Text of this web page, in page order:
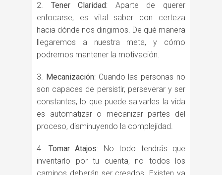
Tener Claridad: Aparte de querer
enfocarse, es vital saber con certeza
hacia dónde nos dirigimos. De qué manera
llegaremos a nuestra meta, y cómo
podremos mantener la motivación.
Mecanización: Cuando las personas no
son capaces de persistir, perseverar y ser
constantes, lo que puede salvarles la vida
es automatizar o mecanizar partes del
proceso, disminuyendo la complejidad.
Tomar Atajos: No todo tendrás que
inventarlo por tu cuenta, no todos los